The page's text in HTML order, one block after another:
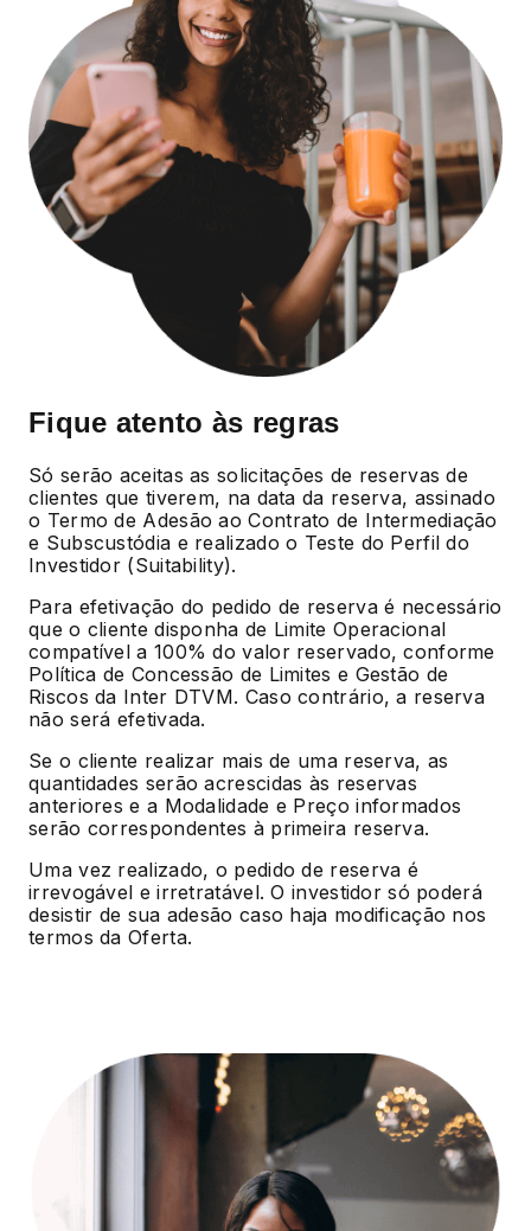
Fique atento às regras
Só serão aceitas as solicitações de reservas de
clientes que tiverem, na data da reserva, assinado
o Termo de Adesão ao Contrato de Intermediação
e Subscustódia e realizado o Teste do Perfil do
Investidor (Suitability).
Para efetivação do pedido de reserva é necessário
que o cliente disponha de Limite Operacional
compatível a 100% do valor reservado, conforme
Política de Concessão de Limites e Gestão de
Riscos da Inter DTVM. Caso contrário, a reserva
não será efetivada.
Se o cliente realizar mais de uma reserva, as
quantidades serão acrescidas às reservas
anteriores e a Modalidade e Preço informados
serão correspondentes à primeira reserva.
Uma vez realizado, o pedido de reserva é
irrevogável e irretratável. O investidor só poderá
desistir de sua adesão caso haja modificação nos
termos da Oferta.